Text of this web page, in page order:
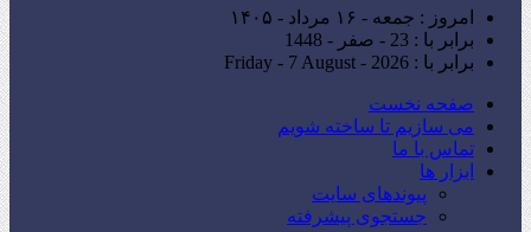
امروز : جمعه - ۱۶ مرداد - ۱۴۰۵
برابر با : 23 - صفر - 1448
برابر با : Friday - 7 August - 2026
صفحه نخست
می سازیم تا ساخته شویم
تماس با ما
ابزار ها
پیوندهای سایت
جستجوی پیشرفته